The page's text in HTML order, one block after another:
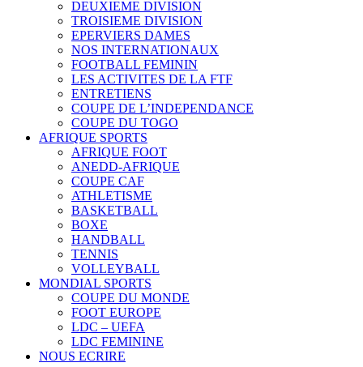
DEUXIEME DIVISION
TROISIEME DIVISION
EPERVIERS DAMES
NOS INTERNATIONAUX
FOOTBALL FEMININ
LES ACTIVITES DE LA FTF
ENTRETIENS
COUPE DE L’INDEPENDANCE
COUPE DU TOGO
AFRIQUE SPORTS
AFRIQUE FOOT
ANEDD-AFRIQUE
COUPE CAF
ATHLETISME
BASKETBALL
BOXE
HANDBALL
TENNIS
VOLLEYBALL
MONDIAL SPORTS
COUPE DU MONDE
FOOT EUROPE
LDC – UEFA
LDC FEMININE
NOUS ECRIRE